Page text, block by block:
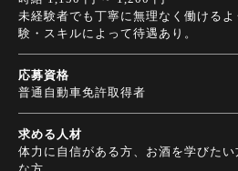
未経験者でも丁寧に無理なく働ける
験・スキルによって待遇あり。
応募資格
普通自動車免許取得者
求める人材
体力に自信がある方、お酒を学びた